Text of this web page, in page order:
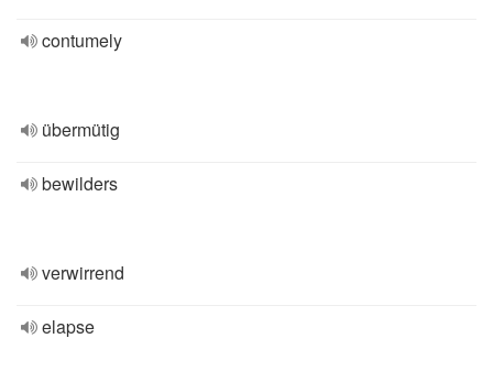
contumely
übermütig
bewilders
verwirrend
elapse